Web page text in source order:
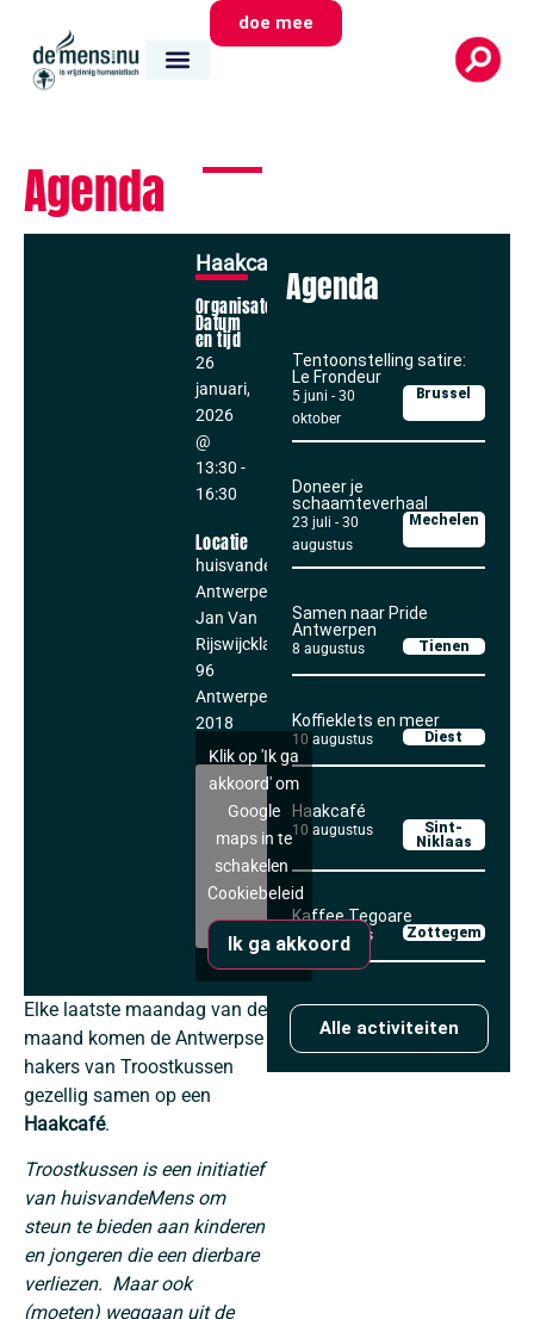
doe mee
Agenda
Haakcafé
Organisator
Datum
en tijd
26
januari,
2026
@
13:30 -
16:30
Locatie
huisvandeMens
Antwerpen
Jan Van
Rijswijcklaan
96
Antwerpen
2018
Klik op 'Ik ga
akkoord' om
Google
maps in te
schakelen
Cookiebeleid
Ik ga akkoord
Elke laatste maandag van de
maand komen de Antwerpse
hakers van Troostkussen
gezellig samen op een
Haakcafé.
Troostkussen is een initiatief
van huisvandeMens om
steun te bieden aan kinderen
en jongeren die een dierbare
verliezen. Maar ook
(moeten) weggaan uit de
Agenda
Tentoonstelling satire:
Le Frondeur
5 juni - 30
oktober
Brussel
Doneer je
schaamteverhaal
23 juli - 30
augustus
Mechelen
Samen naar Pride
Antwerpen
8 augustus Tienen
Koffieklets en meer
10 augustus Diest
Haakcafé
10 augustus
Sint-
Niklaas
Kaffee Tegoare
11 augustus Zottegem
Alle activiteiten